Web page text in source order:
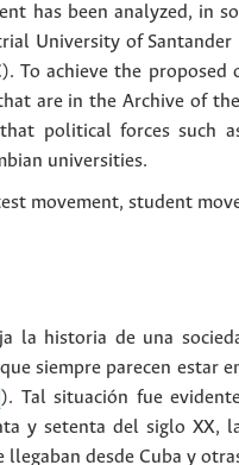
has been analyzed, in
University of
To achieve the
are in the Archive of
political forces such
universities.
movement, student
la historia de una
siempre parecen
). Tal situación fue
y setenta del siglo XX,
desde Cuba y